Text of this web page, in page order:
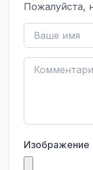
Пожалуйста,
Изображение